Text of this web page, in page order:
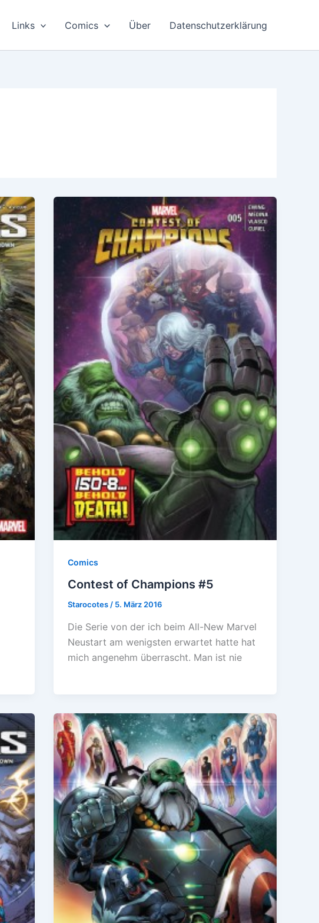
Links Comics Über Datenschutzerklärung
Comics
Contest of Champions #5
Starocotes/ 5. März 2016
Die Serie von der ich beim All-New Marvel
Neustart am wenigsten erwartet hatte hat
mich angenehm überrascht. Man ist nie